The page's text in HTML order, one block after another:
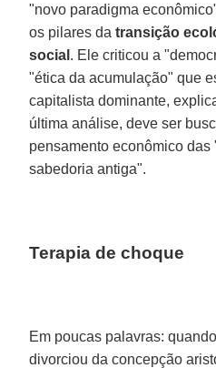
"novo paradigma
os pilares datransição
social . Ele criticou a
"ética da acumulação" que
capitalista dominante,
última análise, deve ser
pensamento econômico
sabedoria antiga".
Terapia de choque
Em poucas palavras:
divorciou da concepção